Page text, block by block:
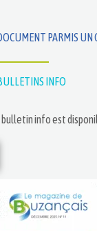
PARMIS UN
INFO
bulletin info est